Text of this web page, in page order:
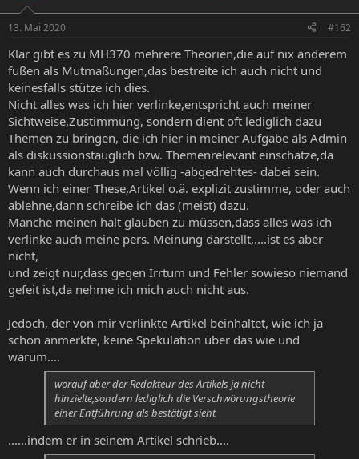
13. Mai 2020 #162
Klar gibt es zu MH370 mehrere Theorien,die auf nix anderem
fußen als Mutmaßungen,das bestreite ich auch nicht und
keinesfalls stütze ich dies.
Nicht alles was ich hier verlinke,entspricht auch meiner
Sichtweise,Zustimmung, sondern dient oft lediglich dazu
Themen zu bringen, die ich hier in meiner Aufgabe als Admin
als diskussionstauglich bzw. Themenrelevant einschätze,da
kann auch durchaus mal völlig -abgedrehtes- dabei sein.
Wenn ich einer These,Artikel o.ä. explizit zustimme, oder auch
ablehne,dann schreibe ich das (meist) dazu.
Manche meinen halt glauben zu müssen,dass alles was ich
verlinke auch meine pers. Meinung darstellt,....ist es aber
nicht,
und zeigt nur,dass gegen Irrtum und Fehler sowieso niemand
gefeit ist,da nehme ich mich auch nicht aus.
Jedoch, der von mir verlinkte Artikel beinhaltet, wie ich ja
schon anmerkte, keine Spekulation über das wie und
warum....
worauf aber der Redakteur des Artikels ja nicht
hinzielte,sondern lediglich die Verschwörungstheorie
einer Entführung als bestätigt sieht
......indem er in seinem Artikel schrieb....